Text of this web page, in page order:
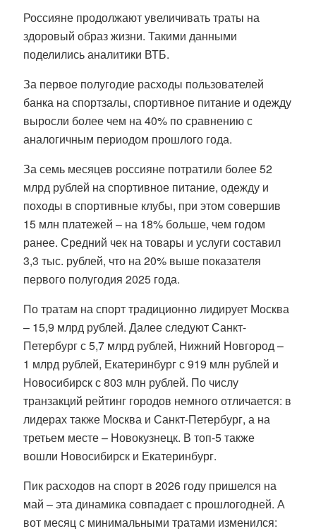
Россияне продолжают увеличивать траты на
здоровый образ жизни. Такими данными
поделились аналитики ВТБ.
За первое полугодие расходы пользователей
банка на спортзалы, спортивное питание и одежду
выросли более чем на 40% по сравнению с
аналогичным периодом прошлого года.
За семь месяцев россияне потратили более 52
млрд рублей на спортивное питание, одежду и
походы в спортивные клубы, при этом совершив
15 млн платежей – на 18% больше, чем годом
ранее. Средний чек на товары и услуги составил
3,3 тыс. рублей, что на 20% выше показателя
первого полугодия 2025 года.
По тратам на спорт традиционно лидирует Москва
– 15,9 млрд рублей. Далее следуют Санкт-
Петербург с 5,7 млрд рублей, Нижний Новгород –
1 млрд рублей, Екатеринбург с 919 млн рублей и
Новосибирск с 803 млн рублей. По числу
транзакций рейтинг городов немного отличается: в
лидерах также Москва и Санкт-Петербург, а на
третьем месте – Новокузнецк. В топ-5 также
вошли Новосибирск и Екатеринбург.
Пик расходов на спорт в 2026 году пришелся на
май – эта динамика совпадает с прошлогодней. А
вот месяц с минимальными тратами изменился: